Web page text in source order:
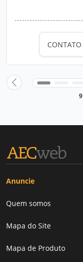
CONTATO
9
Anuncie
Quem somos
Mapa do Site
Mapa de Produto